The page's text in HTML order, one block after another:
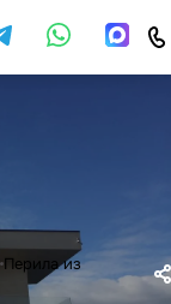
Перила из